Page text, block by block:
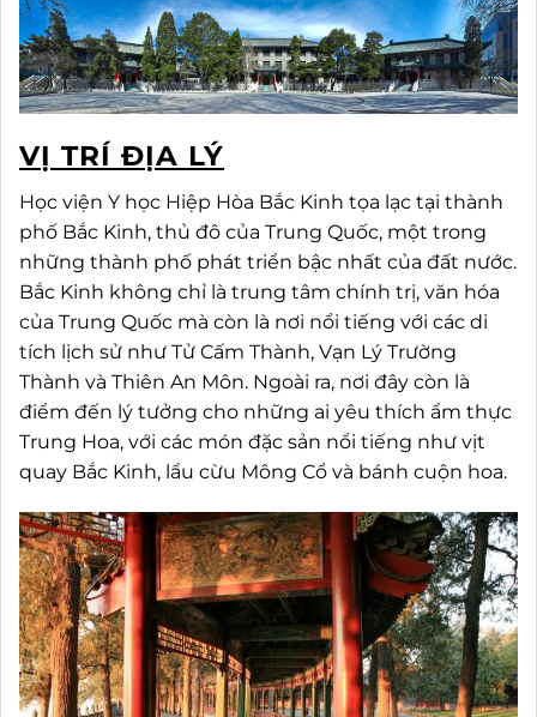
VỊ TRÍ ĐỊA LÝ
Học viện Y học Hiệp Hòa Bắc Kinh tọa lạc tại thành
phố Bắc Kinh, thủ đô của Trung Quốc, một trong
những thành phố phát triển bậc nhất của đất nước.
Bắc Kinh không chỉ là trung tâm chính trị, văn hóa
của Trung Quốc mà còn là nơi nổi tiếng với các di
tích lịch sử như Tử Cấm Thành, Vạn Lý Trường
Thành và Thiên An Môn. Ngoài ra, nơi đây còn là
điểm đến lý tưởng cho những ai yêu thích ẩm thực
Trung Hoa, với các món đặc sản nổi tiếng như vịt
quay Bắc Kinh, lẩu cừu Mông Cổ và bánh cuộn hoa.